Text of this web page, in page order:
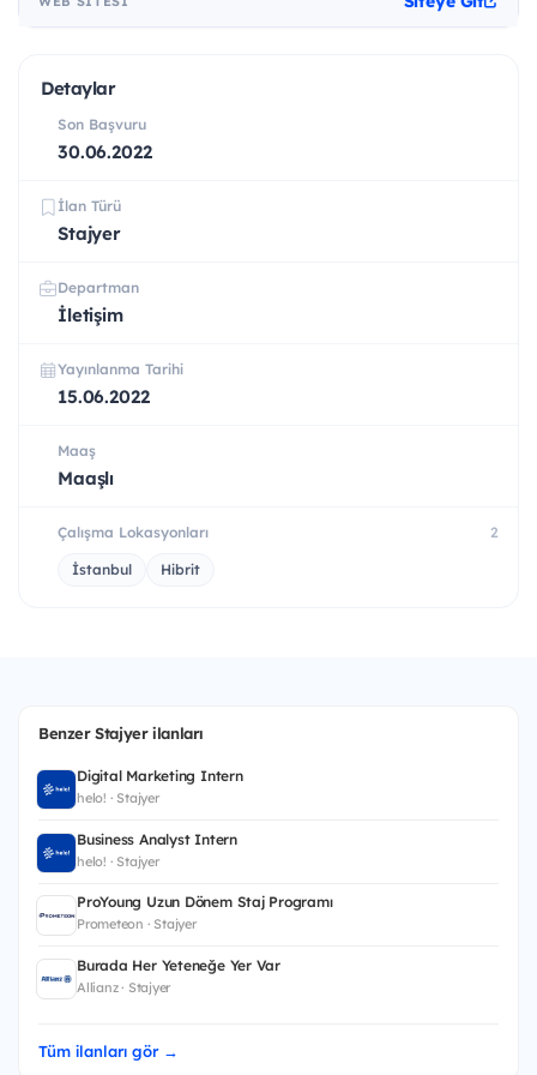
Detaylar
Son Başvuru
30.06.2022
İlan Türü
Stajyer
Departman
İletişim
Yayınlanma Tarihi
15.06.2022
Maaş
Maaşlı
Çalışma Lokasyonları 2
İstanbul Hibrit
Benzer Stajyer ilanları
Digital Marketing Intern
helo! · Stajyer
Business Analyst Intern
helo! · Stajyer
ProYoung Uzun Dönem Staj Programı
Prometeon · Stajyer
Burada Her Yeteneğe Yer Var
Allianz · Stajyer
Tüm ilanları gör →